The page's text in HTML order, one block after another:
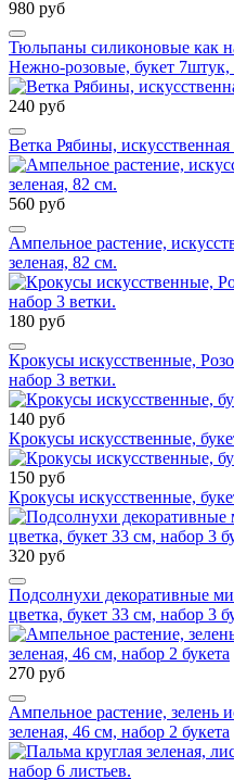
980 руб
Тюльпаны силиконовые как
Нежно-розовые, букет 7штук,
240 руб
Ветка Рябины, искусственная
560 руб
Ампельное растение,
зеленая, 82 см.
180 руб
Крокусы искусственные,
набор 3 ветки.
140 руб
Крокусы искусственные,
150 руб
Крокусы искусственные,
320 руб
Подсолнухи декоративные
цветка, букет 33 см, набор 3
270 руб
Ампельное растение, зелень
зеленая, 46 см, набор 2 букета